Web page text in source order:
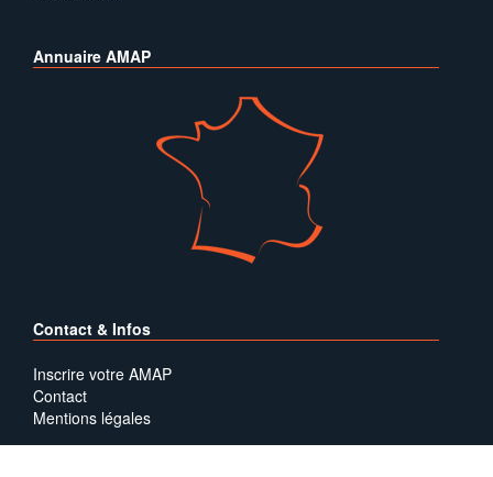
Annuaire AMAP
Contact & Infos
Inscrire votre AMAP
Contact
Mentions légales